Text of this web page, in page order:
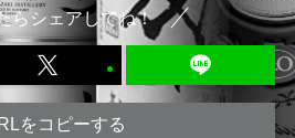
らシェアしてね！
をコピーする